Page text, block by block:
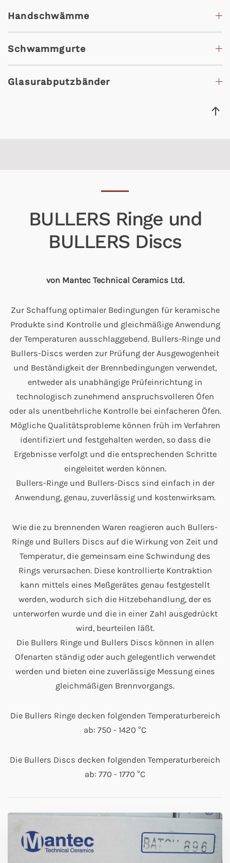
Handschwämme
Schwammgurte
Glasurabputzbänder
BULLERS Ringe und
BULLERS Discs
von Mantec Technical Ceramics Ltd.
Zur Schaffung optimaler Bedingungen für keramische
Produkte sind Kontrolle und gleichmäßige Anwendung
der Temperaturen ausschlaggebend. Bullers-Ringe und
Bullers-Discs werden zur Prüfung der Ausgewogenheit
und Beständigkeit der Brennbedingungen verwendet,
entweder als unabhängige Prüfeinrichtung in
technologisch zunehmend anspruchsvolleren Öfen
oder als unentbehrliche Kontrolle bei einfacheren Öfen.
Mögliche Qualitätsprobleme können früh im Verfahren
identifiziert und festgehalten werden, so dass die
Ergebnisse verfolgt und die entsprechenden Schritte
eingeleitet werden können.
Bullers-Ringe und Bullers-Discs sind einfach in der
Anwendung, genau, zuverlässig und kostenwirksam.
Wie die zu brennenden Waren reagieren auch Bullers-
Ringe und Bullers Discs auf die Wirkung von Zeit und
Temperatur, die gemeinsam eine Schwindung des
Rings verursachen. Diese kontrollierte Kontraktion
kann mittels eines Meßgerätes genau festgestellt
werden, wodurch sich die Hitzebehandlung, der es
unterworfen wurde und die in einer Zahl ausgedrückt
wird, beurteilen läßt.
Die Bullers Ringe und Bullers Discs können in allen
Ofenarten ständig oder auch gelegentlich verwendet
werden und bieten eine zuverlässige Messung eines
gleichmäßigen Brennvorgangs.
Die Bullers Ringe decken folgenden Temperaturbereich
ab: 750 - 1420 °C
Die Bullers Discs decken folgenden Temperaturbereich
ab: 770 - 1770 °C